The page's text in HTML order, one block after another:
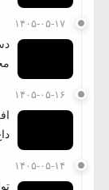
۱۴۰۵-۰۵-۱۷
۱۴۰۵-۰۵-۱۶
۱۴۰۵-۰۵-۱۴